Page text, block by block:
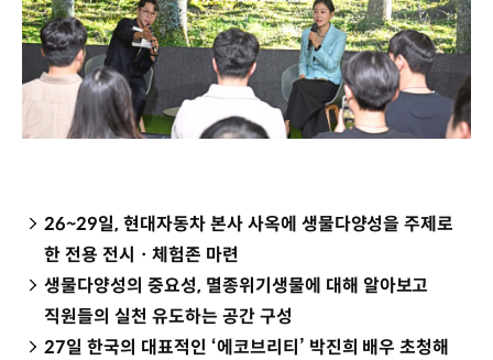
26~29일, 현대자동차 본사 사옥에 생물다양성을 주제로
한 전용 전시ㆍ체험존 마련
생물다양성의 중요성, 멸종위기생물에 대해 알아보고
직원들의 실천 유도하는 공간 구성
27일 한국의 대표적인 ‘에코브리티’ 박진희 배우 초청해